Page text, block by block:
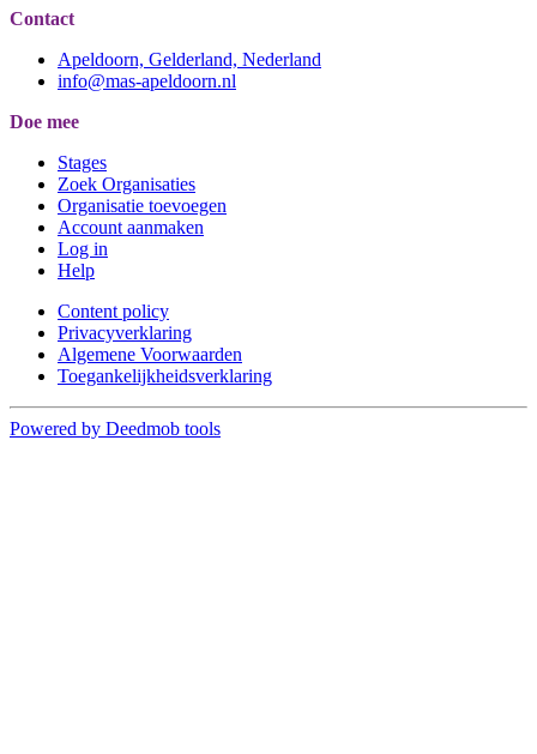
Contact
Apeldoorn, Gelderland, Nederland
info@mas-apeldoorn.nl
Doe mee
Stages
Zoek Organisaties
Organisatie toevoegen
Account aanmaken
Log in
Help
Content policy
Privacyverklaring
Algemene Voorwaarden
Toegankelijkheidsverklaring
Powered by Deedmob tools